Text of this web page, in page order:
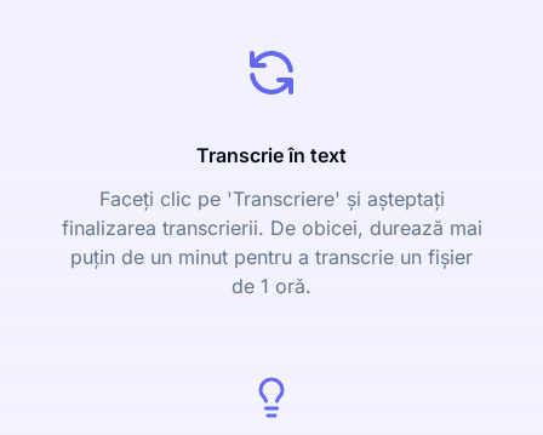
Transcrie în text
Faceți clic pe 'Transcriere' și așteptați
finalizarea transcrierii. De obicei, durează mai
puțin de un minut pentru a transcrie un fișier
de 1 oră.